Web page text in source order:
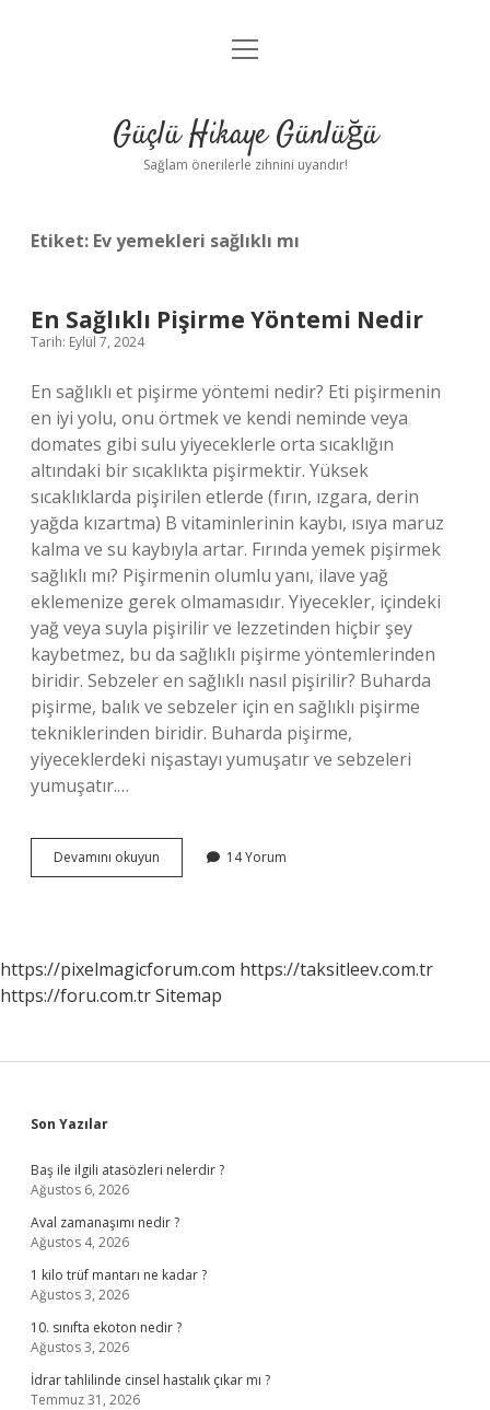
Anasayfa
Yasal Uyarı
menüyü
Güçlü Hikaye Günlüğü
Sağlam önerilerle zihnini uyandır!
Etiket: Ev yemekleri sağlıklı mı
En Sağlıklı Pişirme Yöntemi Nedir
Tarih: Eylül 7, 2024
En sağlıklı et pişirme yöntemi nedir? Eti pişirmenin
en iyi yolu, onu örtmek ve kendi neminde veya
domates gibi sulu yiyeceklerle orta sıcaklığın
altındaki bir sıcaklıkta pişirmektir. Yüksek
sıcaklıklarda pişirilen etlerde (fırın, ızgara, derin
yağda kızartma) B vitaminlerinin kaybı, ısıya maruz
kalma ve su kaybıyla artar. Fırında yemek pişirmek
sağlıklı mı? Pişirmenin olumlu yanı, ilave yağ
eklemenize gerek olmamasıdır. Yiyecekler, içindeki
yağ veya suyla pişirilir ve lezzetinden hiçbir şey
kaybetmez, bu da sağlıklı pişirme yöntemlerinden
biridir. Sebzeler en sağlıklı nasıl pişirilir? Buharda
pişirme, balık ve sebzeler için en sağlıklı pişirme
tekniklerinden biridir. Buharda pişirme,
yiyeceklerdeki nişastayı yumuşatır ve sebzeleri
yumuşatır.…
Devamını okuyun
Sağlıklı
14 Yorum
https://pixelmagicforum.com https://taksitleev.com.tr
https://foru.com.trSitemap
Sidebar
Son Yazılar
Baş ile ilgili atasözleri nelerdir ?
Ağustos 6, 2026
Aval zamanaşımı nedir ?
Ağustos 4, 2026
1 kilo trüf mantarı ne kadar ?
Ağustos 3, 2026
10. sınıfta ekoton nedir ?
Ağustos 3, 2026
İdrar tahlilinde cinsel hastalık çıkar mı ?
Temmuz 31, 2026